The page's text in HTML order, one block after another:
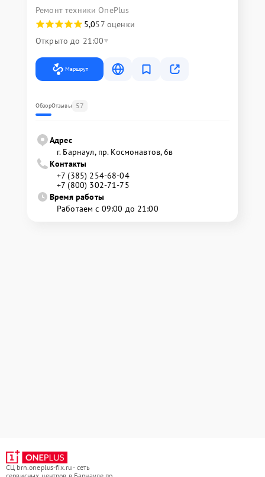
Ремонт техники OnePlus
5,057 оценки
Открыто до 21:00
Маршрут
ОбзорОтзывы 57
Адрес
г. Барнаул, ​пр. Космонавтов, 6в
Контакты
+7 (385) 254-68-04
+7 (800) 302-71-75
Время работы
Работаем с 09:00 до 21:00
СЦ brn.oneplus-fix.ru - сеть